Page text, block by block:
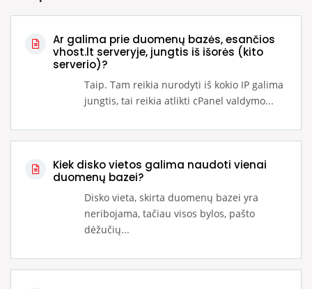
Ar galima prie duomenų bazės, esančios
vhost.lt serveryje, jungtis iš išorės (kito
serverio)?
Taip. Tam reikia nurodyti iš kokio IP galima
jungtis, tai reikia atlikti cPanel valdymo...
Kiek disko vietos galima naudoti vienai
duomenų bazei?
Disko vieta, skirta duomenų bazei yra
neribojama, tačiau visos bylos, pašto
dėžučių...